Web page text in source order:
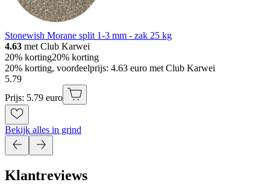
Stonewish Morane split 1-3 mm - zak 25 kg
4.63 met Club Karwei
20% korting20% korting
20% korting, voordeelprijs: 4.63 euro met Club Karwei
5.79
Prijs: 5.79 euro
Bekijk alles in grind
Klantreviews